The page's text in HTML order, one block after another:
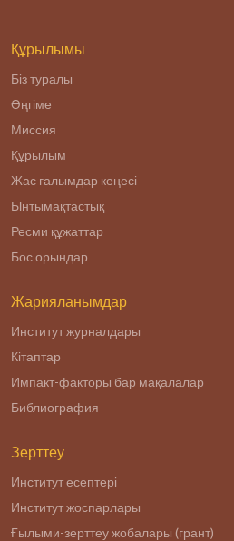
высшег
Құрылымы
Біз туралы
Әңгіме
Миссия
Құрылым
Жас ғалымдар кеңесі
Ынтымақтастық
Ресми құжаттар
Бос орындар
Жарияланымдар
Институт журналдары
Кітаптар
Импакт-факторы бар мақалалар
Библиография
Зерттеу
Институт есептері
Институт жоспарлары
Ғылыми-зерттеу жобалары (грант)